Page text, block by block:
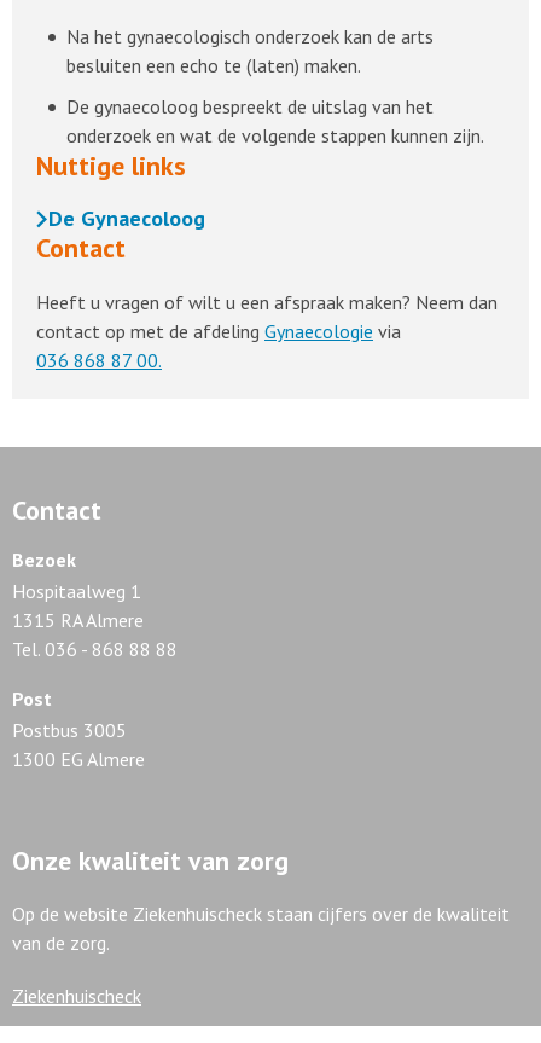
Na het gynaecologisch onderzoek kan de arts
besluiten een echo te (laten) maken.
De gynaecoloog bespreekt de uitslag van het
onderzoek en wat de volgende stappen kunnen zijn.
Nuttige links
De Gynaecoloog
Contact
Heeft u vragen of wilt u een afspraak maken? Neem dan
contact op met de afdeling Gynaecologie via
036 868 87 00.
Contact
Bezoek
Hospitaalweg 1
1315 RA Almere
Tel. 036 - 868 88 88
Post
Postbus 3005
1300 EG Almere
Onze kwaliteit van zorg
Op de website Ziekenhuischeck staan cijfers over de kwaliteit
van de zorg.
Ziekenhuischeck